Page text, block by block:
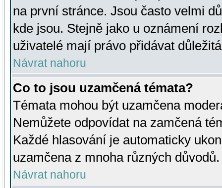
na první stránce. Jsou často velmi
kde jsou. Stejně jako u oznámení
uživatelé mají právo přidávat
Návrat nahoru
Co to jsou uzamčená témata?
Témata mohou být uzamčena
Nemůžete odpovídat na zamčená
Každé hlasování je automaticky
uzamčena z mnoha různých důvodů.
Návrat nahoru